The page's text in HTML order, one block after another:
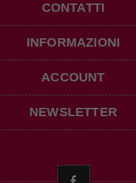
CONTATTI
INFORMAZIONI
ACCOUNT
NEWSLETTER